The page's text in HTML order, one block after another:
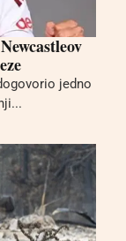
jedno